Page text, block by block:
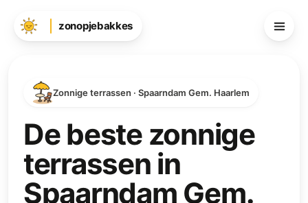
zonopjebakkes
Zonnige terrassen · Spaarndam Gem. Haarlem
De beste zonnige
terrassen in
Spaarndam Gem.